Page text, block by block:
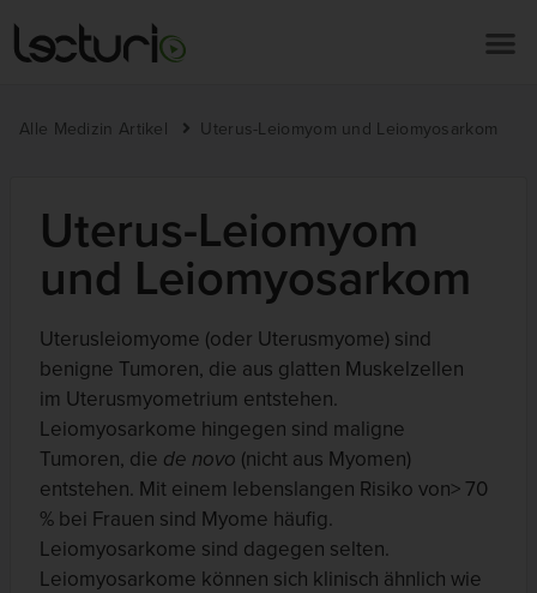
Alle Medizin Artikel Uterus-Leiomyom und Leiomyosarkom
Uterus-Leiomyom
und Leiomyosarkom
Uterusleiomyome (oder Uterusmyome) sind
benigne Tumoren, die aus glatten Muskelzellen
im Uterusmyometrium entstehen.
Leiomyosarkome hingegen sind maligne
Tumoren, die de novo (nicht aus Myomen)
entstehen. Mit einem lebenslangen Risiko von> 70
% bei Frauen sind Myome häufig.
Leiomyosarkome sind dagegen selten.
Leiomyosarkome können sich klinisch ähnlich wie